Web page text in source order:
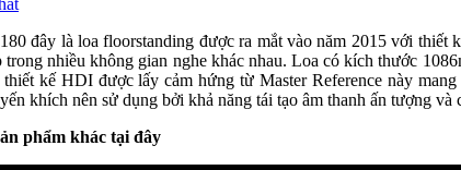
đây là loa floorstanding được ra mắt vào năm 2015 với
trong nhiều không gian nghe khác nhau. Loa có kích thước
kế HDI được lấy cảm hứng từ Master Reference này
khích nên sử dụng bởi khả năng tái tạo âm thanh ấn tượng
phẩm khác tại đây